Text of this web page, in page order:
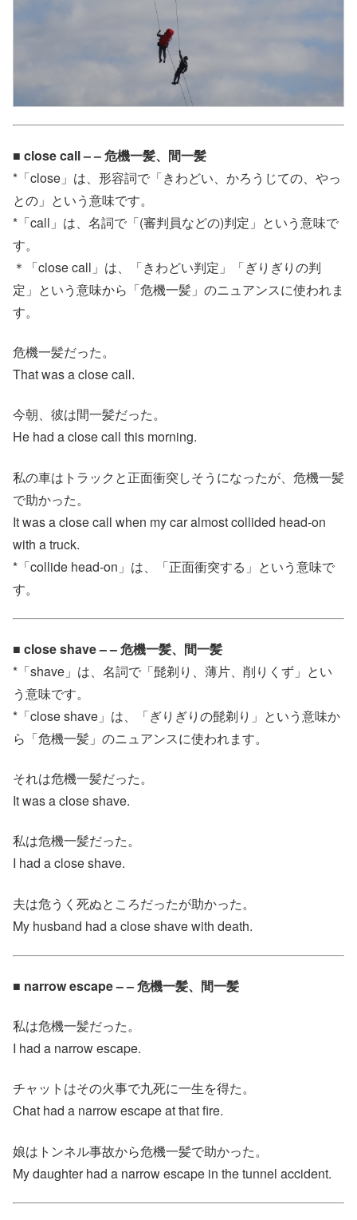
■ close call – – 危機一髪、間一髪
*「close」は、形容詞で「きわどい、かろうじての、やっ
との」という意味です。
*「call」は、名詞で「(審判員などの)判定」という意味で
す。
＊「close call」は、「きわどい判定」「ぎりぎりの判
定」という意味から「危機一髪」のニュアンスに使われま
す。
危機一髪だった。
That was a close call.
今朝、彼は間一髪だった。
He had a close call this morning.
私の車はトラックと正面衝突しそうになったが、危機一髪
で助かった。
It was a close call when my car almost collided head-on
with a truck.
*「collide head‐on」は、「正面衝突する」という意味で
す。
■ close shave – – 危機一髪、間一髪
*「shave」は、名詞で「髭剃り、薄片、削りくず」とい
う意味です。
*「close shave」は、「ぎりぎりの髭剃り」という意味か
ら「危機一髪」のニュアンスに使われます。
それは危機一髪だった。
It was a close shave.
私は危機一髪だった。
I had a close shave.
夫は危うく死ぬところだったが助かった。
My husband had a close shave with death.
■ narrow escape – – 危機一髪、間一髪
私は危機一髪だった。
I had a narrow escape.
チャットはその火事で九死に一生を得た。
Chat had a narrow escape at that fire.
娘はトンネル事故から危機一髪で助かった。
My daughter had a narrow escape in the tunnel accident.